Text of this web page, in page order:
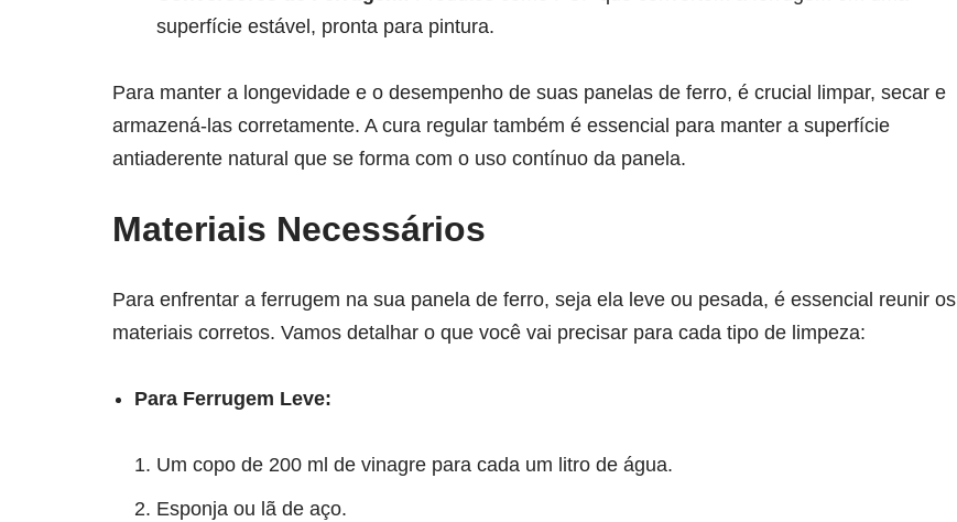
superfície estável, pronta para pintura.
Para manter a longevidade e o desempenho de suas panelas de ferro, é crucial limpar, secar e
armazená-las corretamente. A cura regular também é essencial para manter a superfície
antiaderente natural que se forma com o uso contínuo da panela.
Materiais Necessários
Para enfrentar a ferrugem na sua panela de ferro, seja ela leve ou pesada, é essencial reunir os
materiais corretos. Vamos detalhar o que você vai precisar para cada tipo de limpeza:
Para Ferrugem Leve:
Um copo de 200 ml de vinagre para cada um litro de água.
Esponja ou lã de aço.